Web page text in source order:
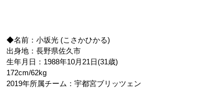
◆名前：小坂光 (こさかひかる)
出身地：長野県佐久市
生年月日：1988年10月21日(31歳)
172cm/62kg
2019年所属チーム：宇都宮ブリッツェン